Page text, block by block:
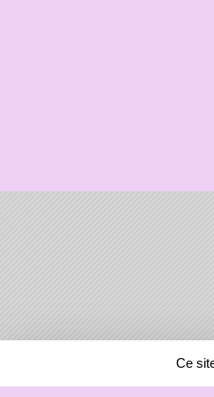
Ce